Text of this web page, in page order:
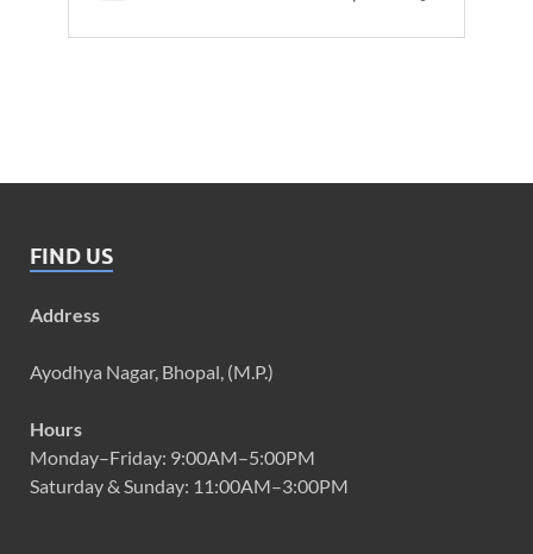
FIND US
Address
Ayodhya Nagar, Bhopal, (M.P.)
Hours
Monday–Friday: 9:00AM–5:00PM
Saturday & Sunday: 11:00AM–3:00PM